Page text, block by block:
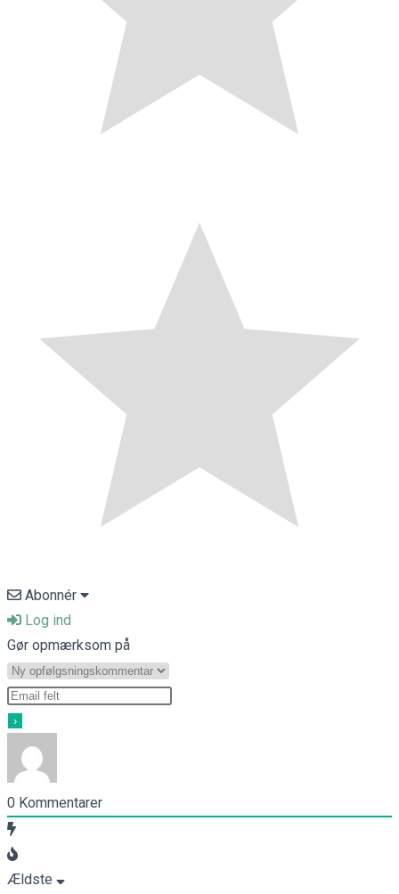
Abonnér
Log ind
Gør opmærksom på
0 Kommentarer
Ældste